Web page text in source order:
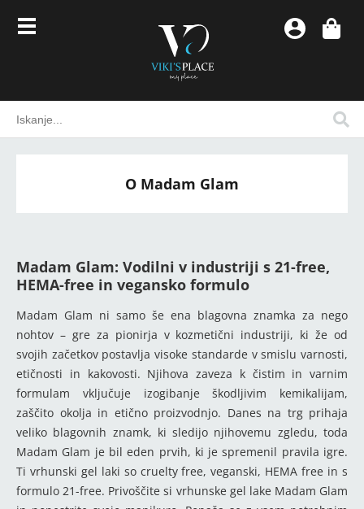
O Madam Glam
Madam Glam: Vodilni v industriji s 21-free,
HEMA-free in vegansko formulo
Madam Glam ni samo še ena blagovna znamka za nego
nohtov – gre za pionirja v kozmetični industriji, ki že od
svojih začetkov postavlja visoke standarde v smislu varnosti,
etičnosti in kakovosti. Njihova zaveza k čistim in varnim
formulam vključuje izogibanje škodljivim kemikalijam,
zaščito okolja in etično proizvodnjo. Danes na trg prihaja
veliko blagovnih znamk, ki sledijo njihovemu zgledu, toda
Madam Glam je bil eden prvih, ki je spremenil pravila igre.
Ti vrhunski gel laki so cruelty free, veganski, HEMA free in s
formulo 21-free. Privoščite si vrhunske gel lake Madam Glam